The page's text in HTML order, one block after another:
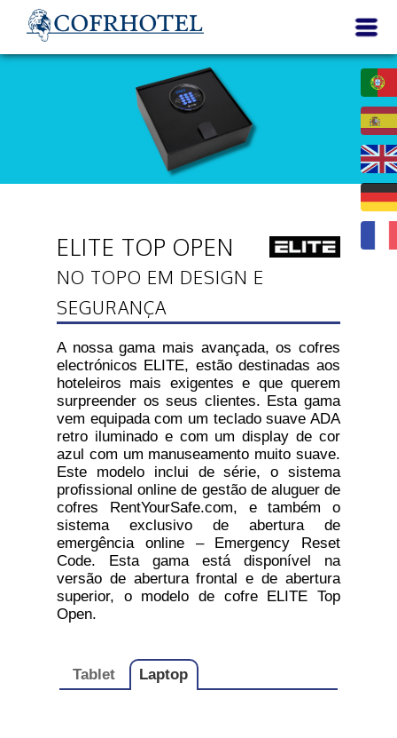
ELITE TOP OPEN
NO TOPO EM DESIGN E
SEGURANÇA
A nossa gama mais avançada, os cofres
electrónicos ELITE, estão destinadas aos
hoteleiros mais exigentes e que querem
surpreender os seus clientes. Esta gama
vem equipada com um teclado suave ADA
retro iluminado e com um display de cor
azul com um manuseamento muito suave.
Este modelo inclui de série, o sistema
profissional online de gestão de aluguer de
cofres RentYourSafe.com, e também o
sistema exclusivo de abertura de
emergência online – Emergency Reset
Code. Esta gama está disponível na
versão de abertura frontal e de abertura
superior, o modelo de cofre ELITE Top
Open.
Tablet Laptop